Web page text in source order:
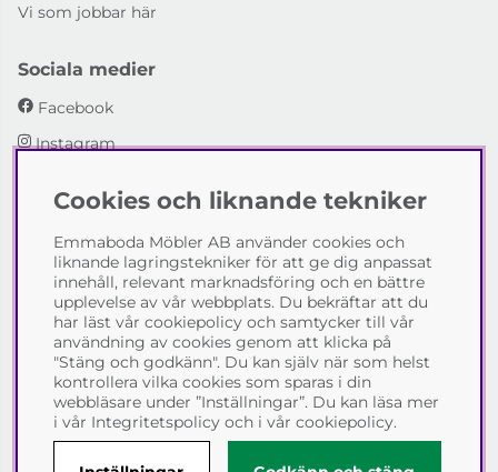
Vi som jobbar här
Sociala medier
Facebook
Instagram
Emmaboda Möbler AB
I fyra generationer har vi hjälpt människor att möblera
sina hem och uppfylla sina inredningsdrömmar med
möbeldesign av högsta kvalitet. Vi vill hjälpa just dig att
skapa ditt drömhem - kontakta gärna oss och berätta
hur vi kan hjälpa dig.
Telefon:0471-13690
E-post:info@emmabodamobler.se
Cookies och liknande tekniker
Emmaboda Möbler AB använder cookies och
liknande lagringstekniker för att ge dig anpassat
innehåll, relevant marknadsföring och en bättre
upplevelse av vår webbplats. Du bekräftar att du
har läst vår cookiepolicy och samtycker till vår
användning av cookies genom att klicka på
"Stäng och godkänn". Du kan själv när som helst
kontrollera vilka cookies som sparas i din
webbläsare under ”Inställningar”. Du kan läsa mer
i vår Integritetspolicy och i vår cookiepolicy.